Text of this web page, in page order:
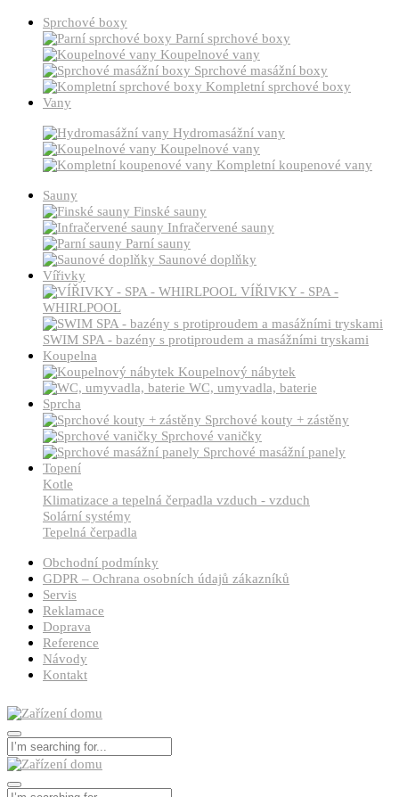
Sprchové boxy
Parní sprchové boxy
Koupelnové vany
Sprchové masážní boxy
Kompletní sprchové boxy
Vany
Hydromasážní vany
Koupelnové vany
Kompletní koupenové vany
Sauny
Finské sauny
Infračervené sauny
Parní sauny
Saunové doplňky
Vířivky
VÍŘIVKY - SPA -
WHIRLPOOL
SWIM SPA - bazény s protiproudem a masážními tryskami
Koupelna
Koupelnový nábytek
WC, umyvadla, baterie
Sprcha
Sprchové kouty + zástěny
Sprchové vaničky
Sprchové masážní panely
Topení
Kotle
Klimatizace a tepelná čerpadla vzduch - vzduch
Solární systémy
Tepelná čerpadla
Obchodní podmínky
GDPR – Ochrana osobních údajů zákazníků
Servis
Reklamace
Doprava
Reference
Návody
Kontakt